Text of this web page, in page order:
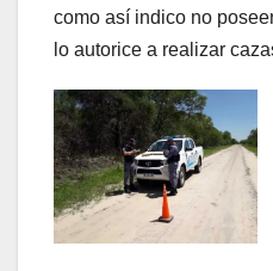
como así indico no
lo autorice a realizar